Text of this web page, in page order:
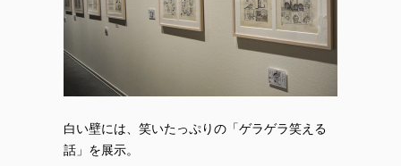
白い壁には、笑いたっぷりの「ゲラゲラ笑える
話」を展示。